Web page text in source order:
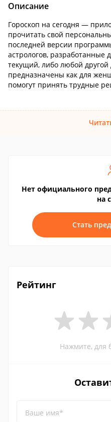
Описание
Гороскоп на сегодня —
прочитать свой
последней версии
астрологов, разработанные
текущий, либо любой другой
предназначены как для
помогут принять трудные
Нет официального
на
Стать
Рейтинг
Нажмите, для
Ваше имя*